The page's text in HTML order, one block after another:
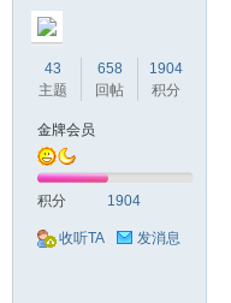
43
主题
658
回帖
1904
积分
金牌会员
积分 1904
收听TA 发消息